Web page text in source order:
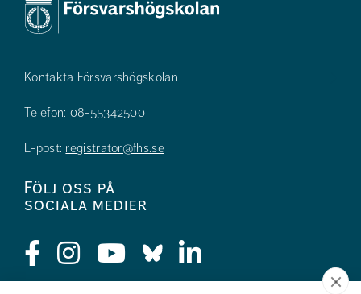
Kontakta Försvarshögskolan
Telefon: 08-55342500
E-post: registrator@fhs.se
Följ oss på
sociala medier